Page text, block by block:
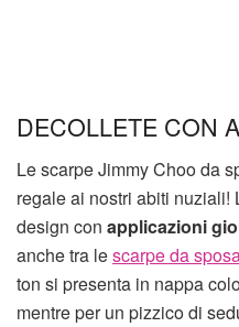
DECOLLETE CON
Le scarpe Jimmy Choo da
regale ai nostri abiti nuziali!
design con applicazioni
anche tra lescarpe da
ton si presenta in nappa
mentre per un pizzico di